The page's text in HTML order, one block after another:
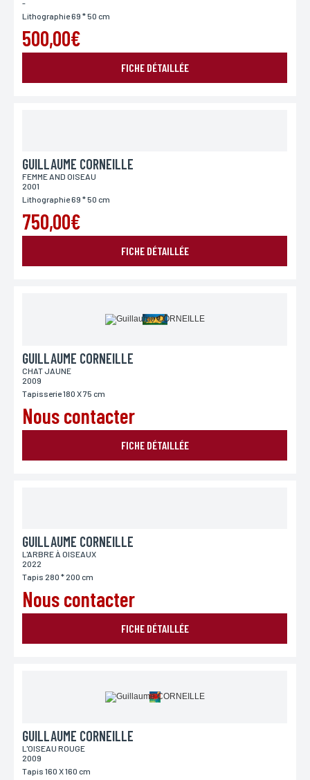
-
Lithographie 69 * 50 cm
500,00€
FICHE DÉTAILLÉE
GUILLAUME CORNEILLE
FEMME AND OISEAU
2001
Lithographie 69 * 50 cm
750,00€
FICHE DÉTAILLÉE
GUILLAUME CORNEILLE
CHAT JAUNE
2009
Tapisserie 180 X 75 cm
Nous contacter
FICHE DÉTAILLÉE
GUILLAUME CORNEILLE
L'ARBRE À OISEAUX
2022
Tapis 280 * 200 cm
Nous contacter
FICHE DÉTAILLÉE
GUILLAUME CORNEILLE
L'OISEAU ROUGE
2009
Tapis 160 X 160 cm